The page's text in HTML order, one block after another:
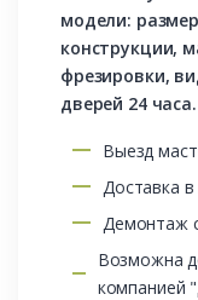
модели:
конструкции,
фрезировки,
дверей 24 часа.
Выезд
Доставка
Демонтаж
Возможна
компанией